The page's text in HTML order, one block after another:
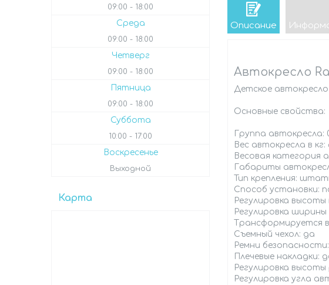
Описание
Автокресло
Детское автокресло
Основные свойства:
Группа автокресла:
Вес автокресла в кг:
Весовая категория
Габариты
Тип крепления:
Способ установки:
Регулировка
Регулировка ширины
Трансформируется
Съемный чехол: да
Ремни
Плечевые накладки:
Регулировка
Регулировка угла
09:00 18:00
Среда
09:00 18:00
Четверг
09:00 18:00
Пятница
09:00 18:00
Суббота
10:00 17:00
Воскресенье
Выходной
Карта